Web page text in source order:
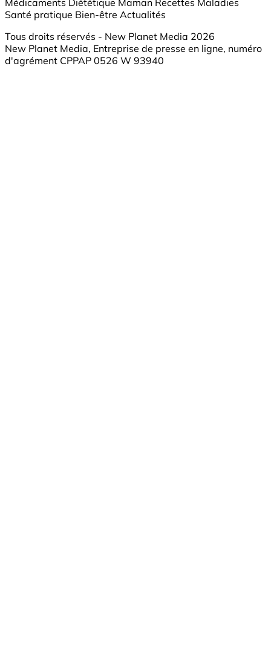
Santé pratique Bien-être Actualités
Tous droits réservés - New Planet Media 2026
New Planet Media, Entreprise de presse en ligne, numéro
d'agrément CPPAP 0526 W 93940